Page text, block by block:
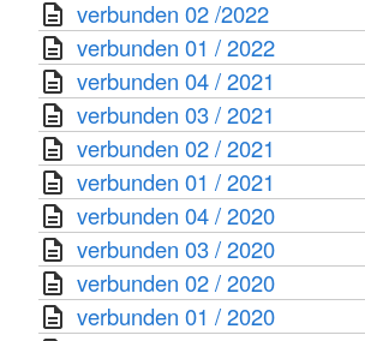
verbunden 02 /2022
verbunden 01 / 2022
verbunden 04 / 2021
verbunden 03 / 2021
verbunden 02 / 2021
verbunden 01 / 2021
verbunden 04 / 2020
verbunden 03 / 2020
verbunden 02 / 2020
verbunden 01 / 2020